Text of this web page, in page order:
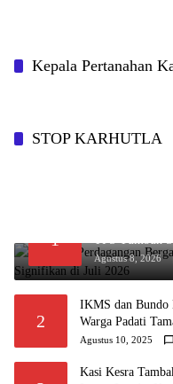
Kepala Pertanahan
STOP KARHUTLA
1
TPS Tumbuh
Agustus 8, 2026
2
IKMS dan Bundo
Warga Padati
Agustus 10, 2025
Kasi Kesra